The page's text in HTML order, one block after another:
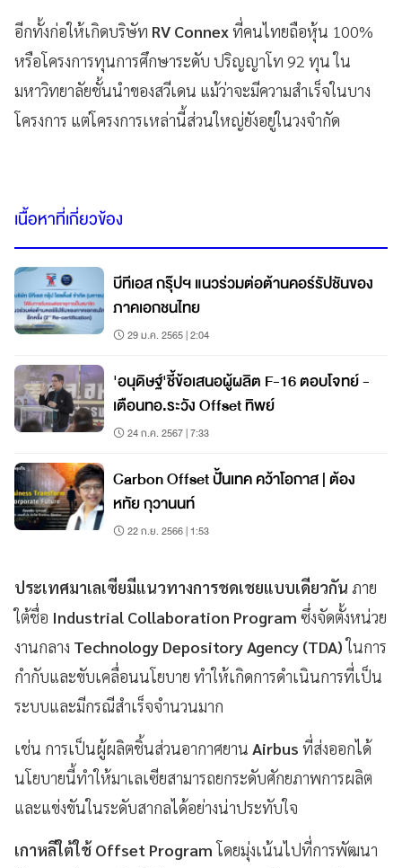
อีกทั้งก่อให้เกิดบริษัท RV Connexที่คนไทยถือหุ้น 100%
หรือโครงการทุนการศึกษาระดับ ปริญญาโท 92 ทุน ใน
มหาวิทยาลัยชั้นนำของสวีเดน แม้ว่าจะมีความสำเร็จในบาง
โครงการ แต่โครงการเหล่านี้ส่วนใหญ่ยังอยู่ในวงจำกัด
เนื้อหาที่เกี่ยวข้อง
บีทีเอส กรุ๊ปฯ แนวร่วมต่อต้านคอร์รัปชันของ
ภาคเอกชนไทย
29 ม.ค. 2565 | 2:04
'อนุดิษฐ์'ชี้ข้อเสนอผู้ผลิต F-16 ตอบโจทย์ -
เตือนทอ.ระวัง Offset ทิพย์
24 ก.ค. 2567 | 7:33
Carbon Offset ปั้นเทค คว้าโอกาส | ต้อง
หทัย กุวานนท์
22 ก.ย. 2566 | 1:53
ประเทศมาเลเซียมีแนวทางการชดเชยแบบเดียวกัน ภาย
ใต้ชื่อ Industrial Collaboration Program ซึ่งจัดตั้งหน่วย
งานกลาง Technology Depository Agency (TDA)ในการ
กำกับและขับเคลื่อนนโยบาย ทำให้เกิดการดำเนินการที่เป็น
ระบบและมีกรณีสำเร็จจำนวนมาก
เช่น การเป็นผู้ผลิตชิ้นส่วนอากาศยาน Airbus ที่ส่งออกได้
นโยบายนี้ทำให้มาเลเซียสามารถยกระดับศักยภาพการผลิต
และแข่งขันในระดับสากลได้อย่างน่าประทับใจ
เกาหลีใต้ใช้ Offset Programโดยมุ่งเน้นไปที่การพัฒนา